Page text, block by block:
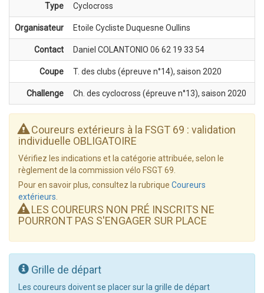
Type Cyclocross
Organisateur Etoile Cycliste Duquesne Oullins
Contact Daniel COLANTONIO 06 62 19 33 54
Coupe T. des clubs (épreuve n°14), saison 2020
Challenge Ch. des cyclocross (épreuve n°13), saison 2020
Coureurs extérieurs à la FSGT 69 : validation
individuelle OBLIGATOIRE
Vérifiez les indications et la catégorie attribuée, selon le
règlement de la commission vélo FSGT 69.
Pour en savoir plus, consultez la rubrique Coureurs
extérieurs
LES COUREURS NON PRÉ INSCRITS NE
POURRONT PAS S'ENGAGER SUR PLACE
Grille de départ
Les coureurs doivent se placer sur la grille de départ